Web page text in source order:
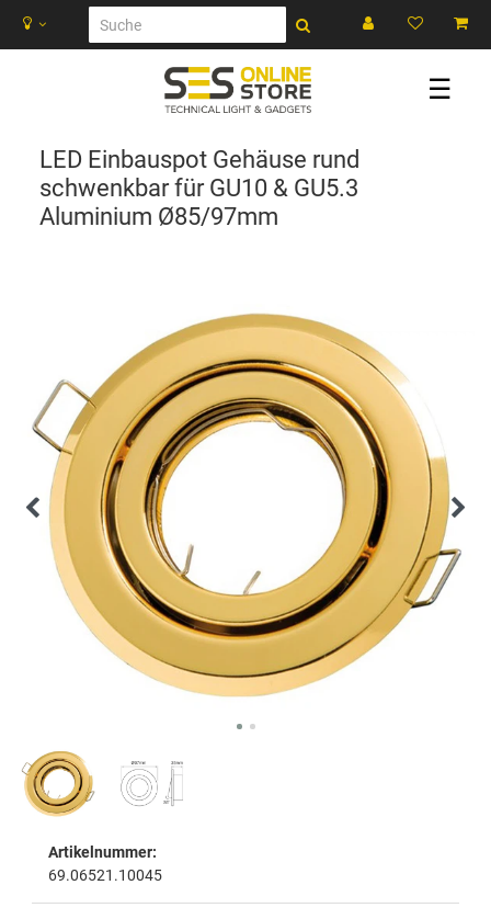
☰
LED Einbauspot Gehäuse rund
schwenkbar für GU10 & GU5.3
Aluminium Ø85/97mm
Artikelnummer:
69.06521.10045